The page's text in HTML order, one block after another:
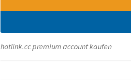
hotlink.cc premium account kaufen